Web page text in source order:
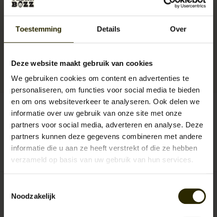
Toestemming Details Over
Deze website maakt gebruik van cookies
We gebruiken cookies om content en advertenties te
personaliseren, om functies voor social media te bieden
en om ons websiteverkeer te analyseren. Ook delen we
informatie over uw gebruik van onze site met onze
partners voor social media, adverteren en analyse. Deze
partners kunnen deze gegevens combineren met andere
informatie die u aan ze heeft verstrekt of die ze hebben
verzameld op basis van uw gebruik van hun services.
Noodzakelijk
Pasvorm: Tailored Regular Fit
Authentieke Engelse 1920’s look
Kleur: Olijf groen met subtiel ton-sur-ton patroon
SKU:
ST/CV/CaridiO
Beschikbaarheid:
Reserveer nu! Momenteel niet op voorraad
€429,95 Incl. btw
JE BEOORDELING TOEVOEGEN
sterren op basis van 0 beoordelingen